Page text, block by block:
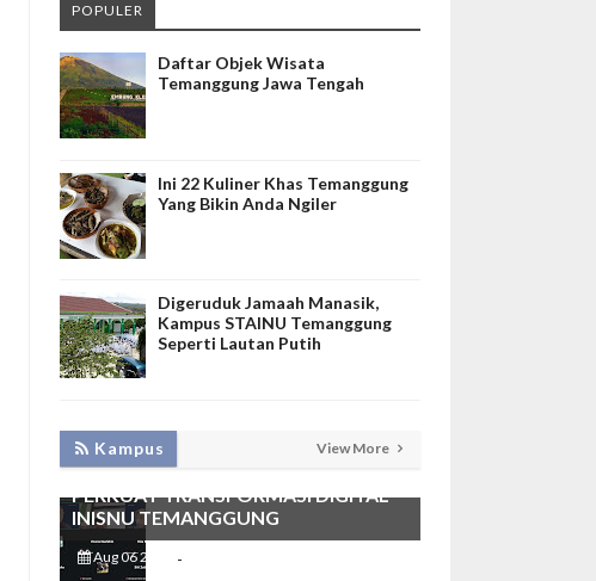
POPULER
Daftar Objek Wisata
Temanggung Jawa Tengah
Ini 22 Kuliner Khas Temanggung
Yang Bikin Anda Ngiler
Digeruduk Jamaah Manasik,
Kampus STAINU Temanggung
Seperti Lautan Putih
Kampus View More
KEMBANGKAN SIM LAYANAN,
HADIRKAN TIM SEVIMA UNTUK
PERKUAT TRANSFORMASI DIGITAL
INISNU TEMANGGUNG
Aug 06 2026 -